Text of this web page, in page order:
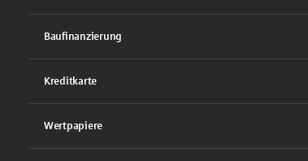
Baufinanzierung
Kreditkarte
Wertpapiere